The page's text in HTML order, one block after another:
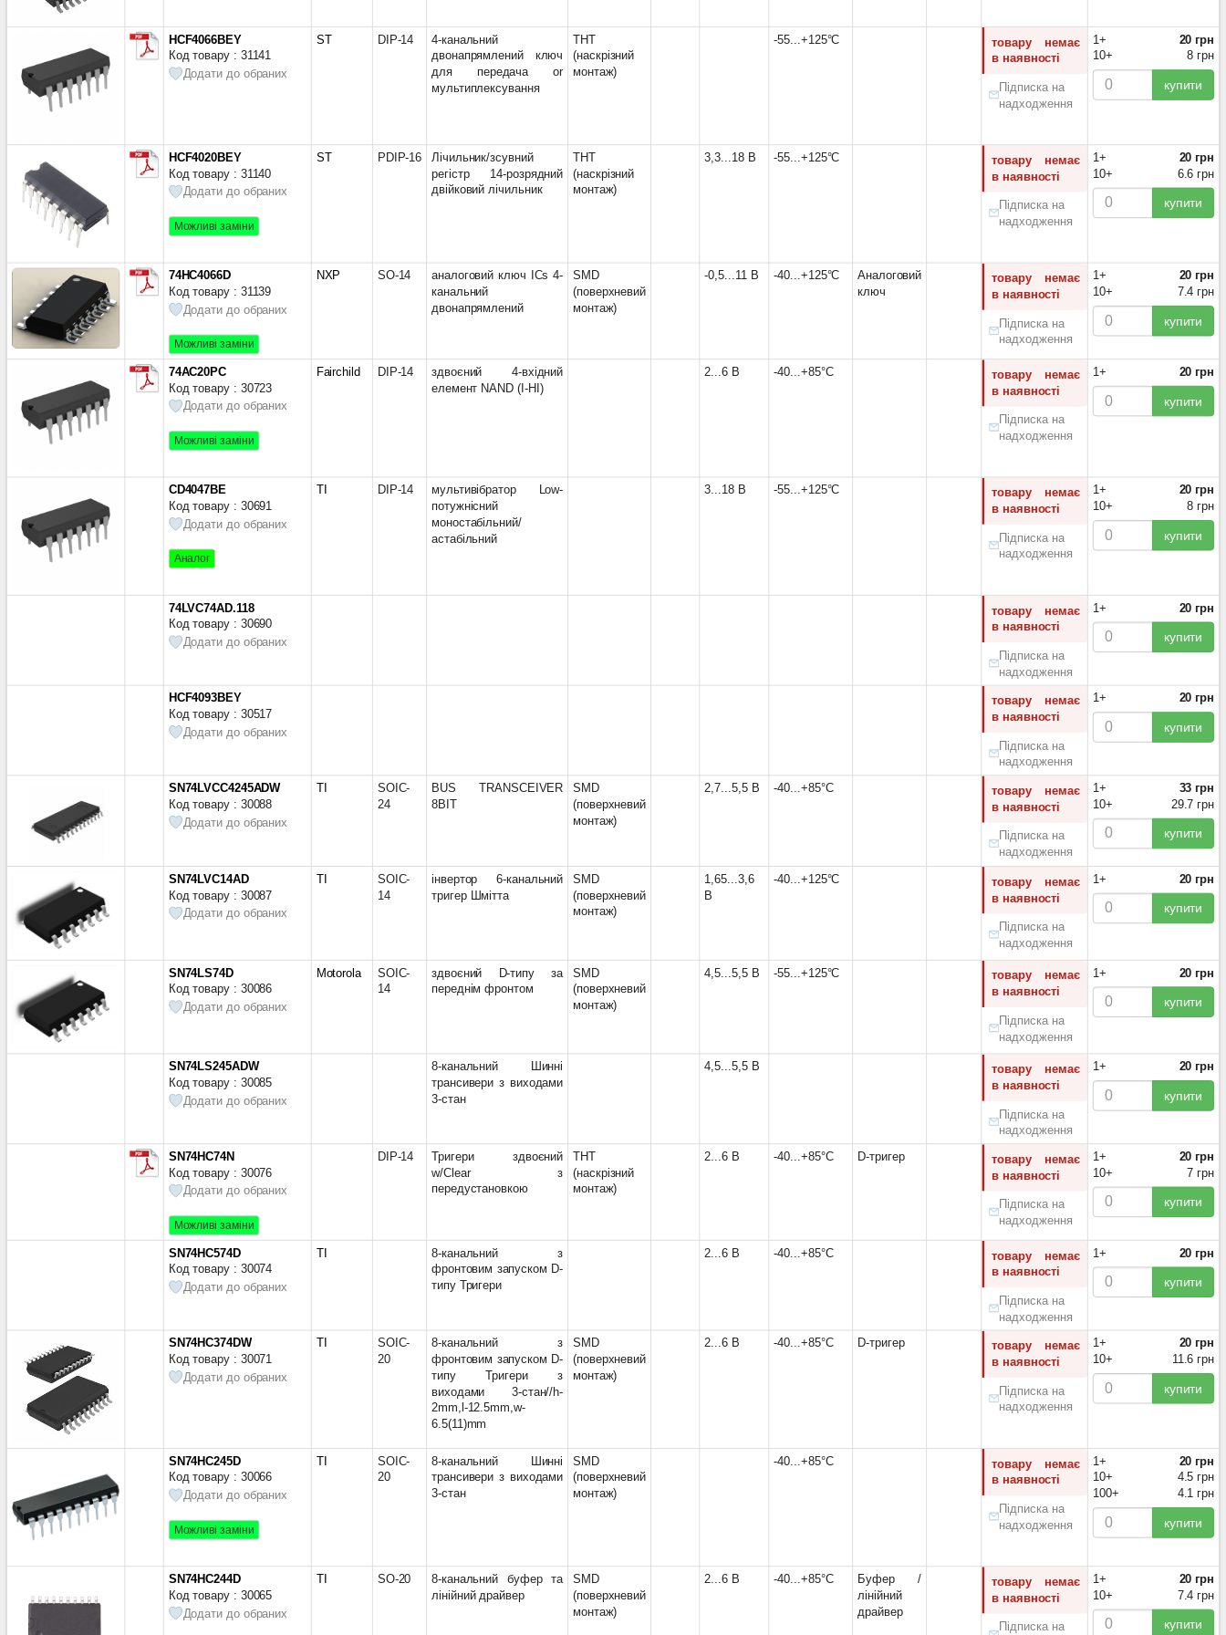
HCF4066BEY
Код товару : 31141
Додати до обраних
ST DIP-14
4-канальний
двонапрямлений ключ
для передача or
мультиплексування
THT
(наскрізний
монтаж)
-55...+125°С
товару немає
в наявності
Підписка на
надходження
1+
20 грн
10+
8 грн
купити
HCF4020BEY
Код товару : 31140
Додати до обраних
Можливі заміни
ST PDIP-16
Лічильник/зсувний
регістр 14-розрядний
двійковий лічильник
THT
(наскрізний
монтаж)
3,3...18 В -55...+125°С
товару немає
в наявності
Підписка на
надходження
1+
20 грн
10+
6.6 грн
купити
74HC4066D
Код товару : 31139
Додати до обраних
Можливі заміни
NXP SO-14
аналоговий ключ ICs 4-
канальний
двонапрямлений
SMD
(поверхневий
монтаж)
-0,5...11 В -40...+125°С
Аналоговий
ключ
товару немає
в наявності
Підписка на
надходження
1+
20 грн
10+
7.4 грн
купити
74AC20PC
Код товару : 30723
Додати до обраних
Можливі заміни
Fairchild DIP-14
здвоєний 4-вхідний
елемент NAND (І-НІ)
2...6 В -40...+85°С товару немає
в наявності
Підписка на
надходження
1+ 20 грн
купити
CD4047BE
Код товару : 30691
Додати до обраних
Аналог
TI DIP-14
мультивібратор Low-
потужнісний
моностабільний/
астабільний
3...18 В -55...+125°С
товару немає
в наявності
Підписка на
надходження
1+
20 грн
10+
8 грн
купити
74LVC74AD.118
Код товару : 30690
Додати до обраних
товару немає
в наявності
Підписка на
надходження
1+ 20 грн
купити
HCF4093BEY
Код товару : 30517
Додати до обраних
товару немає
в наявності
Підписка на
надходження
1+ 20 грн
купити
SN74LVCC4245ADW
Код товару : 30088
Додати до обраних
TI SOIC-
24
BUS TRANSCEIVER
8BIT
SMD
(поверхневий
монтаж)
2,7...5,5 В -40...+85°С товару немає
в наявності
Підписка на
надходження
1+ 33 грн
10+ 29.7 грн
купити
SN74LVC14AD
Код товару : 30087
Додати до обраних
TI SOIC-
14
інвертор 6-канальний
тригер Шмітта
SMD
(поверхневий
монтаж)
1,65...3,6
В
-40...+125°С
товару немає
в наявності
Підписка на
надходження
1+ 20 грн
купити
SN74LS74D
Код товару : 30086
Додати до обраних
Motorola SOIC-
14
здвоєний D-типу за
переднім фронтом
SMD
(поверхневий
монтаж)
4,5...5,5 В -55...+125°С товару немає
в наявності
Підписка на
надходження
1+ 20 грн
купити
SN74LS245ADW
Код товару : 30085
Додати до обраних
8-канальний Шинні
трансивери з виходами
3-стан
4,5...5,5 В товару немає
в наявності
Підписка на
надходження
1+ 20 грн
купити
SN74HC74N
Код товару : 30076
Додати до обраних
Можливі заміни
DIP-14 Тригери здвоєний
w/Clear з
передустановкою
THT
(наскрізний
монтаж)
2...6 В -40...+85°С D-тригер товару немає
в наявності
Підписка на
надходження
1+ 20 грн
10+ 7 грн
купити
SN74HC574D
Код товару : 30074
Додати до обраних
TI
8-канальний з
фронтовим запуском D-
типу Тригери
2...6 В -40...+85°С товару немає
в наявності
Підписка на
надходження
1+ 20 грн
купити
SN74HC374DW
Код товару : 30071
Додати до обраних
TI SOIC-
20
8-канальний з
фронтовим запуском D-
типу Тригери з
виходами 3-стан//h-
2mm,l-12.5mm,w-
6.5(11)mm
SMD
(поверхневий
монтаж)
2...6 В -40...+85°С D-тригер
товару немає
в наявності
Підписка на
надходження
1+ 20 грн
10+ 11.6 грн
купити
SN74HC245D
Код товару : 30066
Додати до обраних
Можливі заміни
TI SOIC-
20
8-канальний Шинні
трансивери з виходами
3-стан
SMD
(поверхневий
монтаж)
-40...+85°С товару немає
в наявності
Підписка на
надходження
1+ 20 грн
10+ 4.5 грн
100+ 4.1 грн
купити
SN74HC244D
Код товару : 30065
Додати до обраних
TI SO-20 8-канальний буфер та
лінійний драйвер
SMD
(поверхневий
монтаж)
2...6 В -40...+85°С Буфер /
лінійний
драйвер
товару немає
в наявності
Підписка на
1+ 20 грн
10+ 7.4 грн
купити